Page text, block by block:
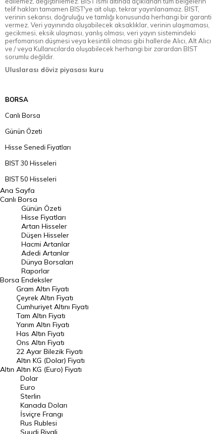
telif hakları tamamen BIST'ye ait olup, tekrar yayınlanamaz. BIST,
verinin sekansı, doğruluğu ve tamlığı konusunda herhangi bir garanti
vermez. Veri yayınında oluşabilecek aksaklıklar, verinin ulaşmaması,
gecikmesi, eksik ulaşması, yanlış olması, veri yayın sistemindeki
perfomansın düşmesi veya kesintili olması gibi hallerde Alıcı, Alt Alıcı
ve / veya Kullanıcılarda oluşabilecek herhangi bir zarardan BIST
sorumlu değildir.
Uluslarası döviz piyasası kuru
BORSA
Canlı Borsa
Günün Özeti
Hisse Senedi Fiyatları
BIST 30 Hisseleri
BIST 50 Hisseleri
BIST 100 Hisseleri
En Çok Artan Hisseler
En Çok Düşen Hisseler
Hacmi Artanlar
Geçmiş Kapanışlar
Dünya Borsaları
Raporlar
Endeksler
DÖVİZ
Döviz Kuru
Dolar Kuru
Euro Kuru
Pound Kuru
Frank Kuru
Riyal Kuru
Ana Sayfa
Canlı Borsa
Borsa
Günün Özeti
Hisse Fiyatları
Artan Hisseler
Düşen Hisseler
Hacmi Artanlar
Adedi Artanlar
Dünya Borsaları
Raporlar
Endeksler
Altın
Gram Altın Fiyatı
Çeyrek Altın Fiyatı
Cumhuriyet Altını Fiyatı
Tam Altın Fiyatı
Yarım Altın Fiyatı
Has Altın Fiyatı
Ons Altın Fiyatı
22 Ayar Bilezik Fiyatı
Altın KG (Dolar) Fiyatı
Altın KG (Euro) Fiyatı
Dolar
Euro
Sterlin
Kanada Doları
İsviçre Frangı
Rus Rublesi
Suudi Riyali